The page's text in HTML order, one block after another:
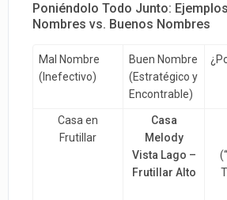
Poniéndolo Todo Junto:
Nombres vs. Buenos Nombres
Mal Nombre
(Inefectivo)
Buen Nombre
(Estratégico y
Encontrable)
Casa en
Frutillar
Casa
Melody
Vista Lago –
Frutillar Alto